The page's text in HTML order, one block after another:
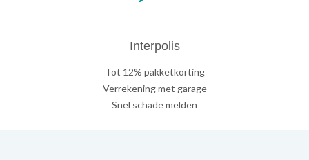
Interpolis
Tot 12% pakketkorting
Verrekening met garage
Snel schade melden